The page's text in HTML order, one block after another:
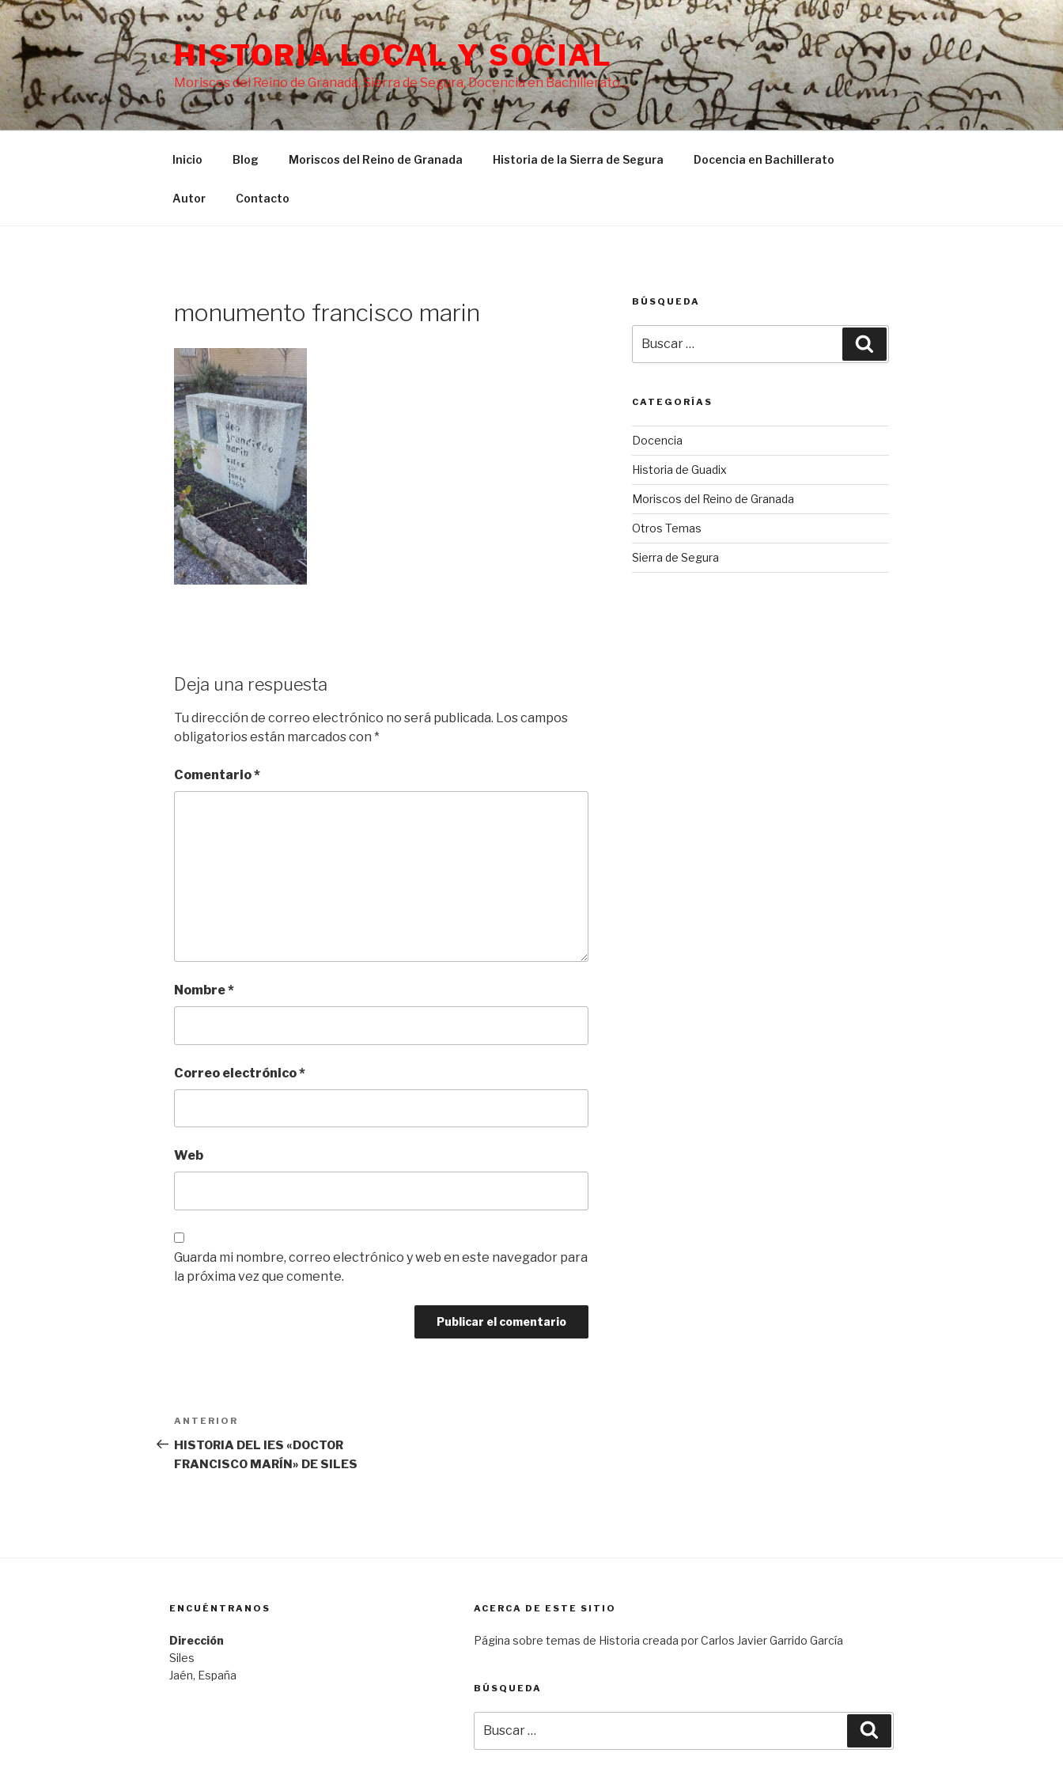
Saltar
al
contenido
HISTORIA LOCAL Y SOCIAL
Moriscos del Reino de Granada, Sierra de Segura, Docencia en Bachillerato…
Inicio Blog Moriscos del Reino de Granada Historia de la Sierra de Segura Docencia en Bachillerato
Autor Contacto
monumento francisco marin
Deja una respuesta
Tu dirección de correo electrónico no será publicada. Los campos
obligatorios están marcados con *
Comentario*
Nombre*
Correo electrónico*
Web
Guarda mi nombre, correo electrónico y web en este navegador para
la próxima vez que comente.
Navegación
de
entradas
Entrada
anterior:
ANTERIOR
HISTORIA DEL IES «DOCTOR
FRANCISCO MARÍN» DE SILES
BÚSQUEDA
por:
CATEGORÍAS
Docencia
Historia de Guadix
Moriscos del Reino de Granada
Otros Temas
Sierra de Segura
ENCUÉNTRANOS
Dirección
Siles
Jaén, España
ACERCA DE ESTE SITIO
Página sobre temas de Historia creada por Carlos Javier Garrido García
BÚSQUEDA
por: